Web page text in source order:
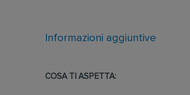
Informazioni aggiuntive
COSA TI ASPETTA: